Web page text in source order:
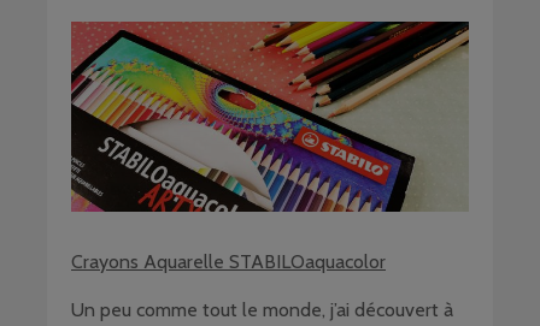
Crayons Aquarelle STABILOaquacolor
Un peu comme tout le monde, j’ai découvert à